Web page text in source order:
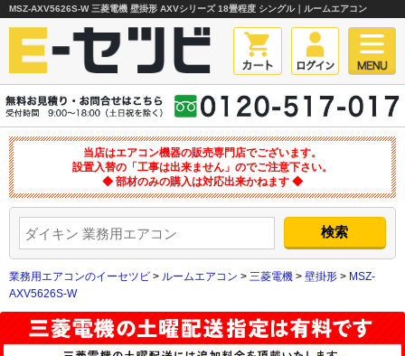
MSZ-AXV5626S-W 三菱電機 壁掛形 AXVシリーズ 18畳程度 シングル｜ルームエアコン
当店はエアコン機器の販売専門店でございます。
設置入替の「工事は出来ません」のでご注意下さい。
◆ 部材のみの購入は対応出来かねます ◆
業務用エアコンのイーセツビ > ルームエアコン > 三菱電機 > 壁掛形 > MSZ-
AXV5626S-W